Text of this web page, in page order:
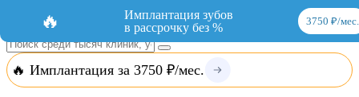
Добавить организациюВход
🔥 Имплантация за 3750 ₽/мес.
🔥
Имплантация зубов
в рассрочку без %
3750 ₽/мес.